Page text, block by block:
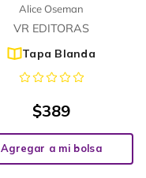
Alice Oseman
VR EDITORAS
Tapa Blanda
$389
Agregar a mi bolsa